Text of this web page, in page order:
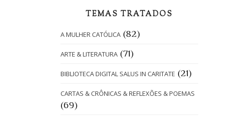
TEMAS TRATADOS
A MULHER CATÓLICA (82)
ARTE & LITERATURA (71)
BIBLIOTECA DIGITAL SALUS IN CARITATE (21)
CARTAS & CRÔNICAS & REFLEXÕES & POEMAS
(69)